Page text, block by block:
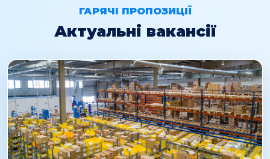
ГАРЯЧІ ПРОПОЗИЦІЇ
Актуальні вакансії